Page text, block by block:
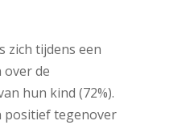
zich tijdens een
de
hun kind (72%).
positief tegenover